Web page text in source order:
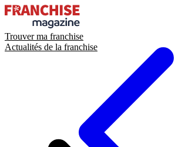
Trouver ma franchise
Actualités de la franchise